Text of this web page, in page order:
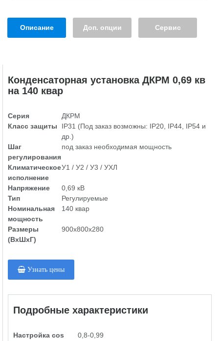
Описание Доп. опции Сервис
Конденсаторная установка ДКРМ 0,69 кв
на 140 квар
Серия
ДКРМ
Класс защиты
IP31 (Под заказ возможны: IP20, IP44, IP54 и
др.)
Шаг
регулирования
под заказ необходимая мощность
Климатическое
исполнение
У1 / У2 / У3 / УХЛ
Напряжение
0,69 кВ
Тип
Регулируемые
Номинальная
мощность
140 квар
Размеры
(ВхШхГ)
900х800х280
Узнать цены
Подробные характеристики
Настройка cos
0,8-0,99